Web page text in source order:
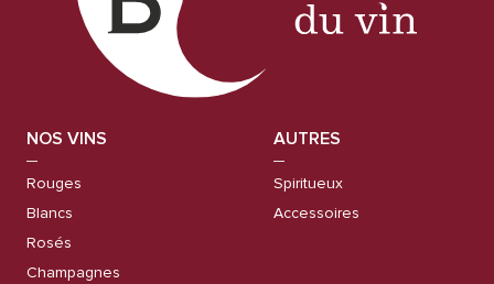
NOS VINS
Rouges
Blancs
Rosés
Champagnes
AUTRES
Spiritueux
Accessoires